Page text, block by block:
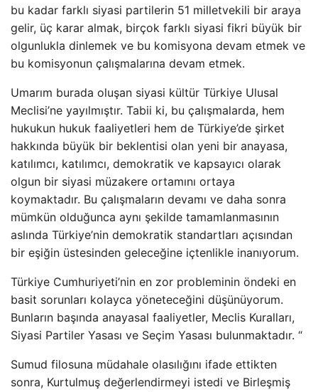
bu kadar farklı siyasi partilerin 51 milletvekili bir araya
gelir, üç karar almak, birçok farklı siyasi fikri büyük bir
olgunlukla dinlemek ve bu komisyona devam etmek ve
bu komisyonun çalışmalarına devam etmek.
Umarım burada oluşan siyasi kültür Türkiye Ulusal
Meclisi’ne yayılmıştır. Tabii ki, bu çalışmalarda, hem
hukukun hukuk faaliyetleri hem de Türkiye’de şirket
hakkında büyük bir beklentisi olan yeni bir anayasa,
katılımcı, katılımcı, demokratik ve kapsayıcı olarak
olgun bir siyasi müzakere ortamını ortaya
koymaktadır. Bu çalışmaların devamı ve daha sonra
mümkün olduğunca aynı şekilde tamamlanmasının
aslında Türkiye’nin demokratik standartları açısından
bir eşiğin üstesinden geleceğine içtenlikle inanıyorum.
Türkiye Cumhuriyeti’nin en zor probleminin öndeki en
basit sorunları kolayca yöneteceğini düşünüyorum.
Bunların başında anayasal faaliyetler, Meclis Kuralları,
Siyasi Partiler Yasası ve Seçim Yasası bulunmaktadır. “
Sumud filosuna müdahale olasılığını ifade ettikten
sonra, Kurtulmuş değerlendirmeyi istedi ve Birleşmiş